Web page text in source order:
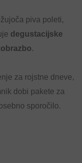
piva poleti,
degustacijske
.
za rojstne dneve,
dobi pakete za
sporočilo.